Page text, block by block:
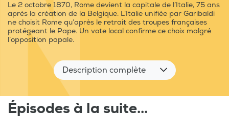
Le 2 octobre 1870, Rome devient la capitale de l’Italie, 75 ans
après la création de la Belgique. L’Italie unifiée par Garibaldi
ne choisit Rome qu’après le retrait des troupes françaises
protégeant le Pape. Un vote local confirme ce choix malgré
l’opposition papale.
Description complète
Épisodes à la suite...